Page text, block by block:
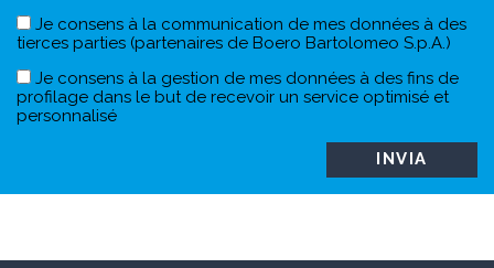
Je consens à la communication de mes données à des
tierces parties (partenaires de Boero Bartolomeo S.p.A.)
Je consens à la gestion de mes données à des fins de
profilage dans le but de recevoir un service optimisé et
personnalisé